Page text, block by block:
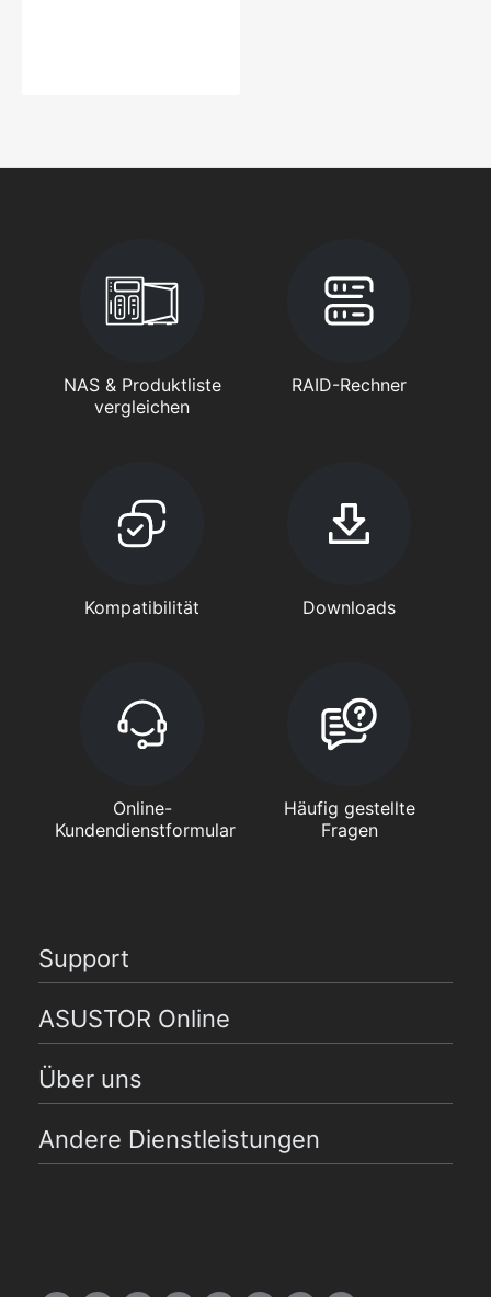
NAS & Produktliste
vergleichen
RAID-Rechner
Kompatibilität Downloads
Online-
Kundendienstformular
Häufig gestellte
Fragen
Support
ASUSTOR Online
Über uns
Andere Dienstleistungen